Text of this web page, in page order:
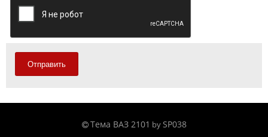
Отправить
Тема ВАЗ 2101 by SP038